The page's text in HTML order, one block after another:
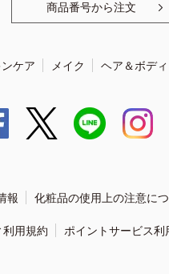
商品番号から注文
ケア メイク ヘア＆ボディ
報 化粧品の使用上の注意に
用規約 ポイントサービス利